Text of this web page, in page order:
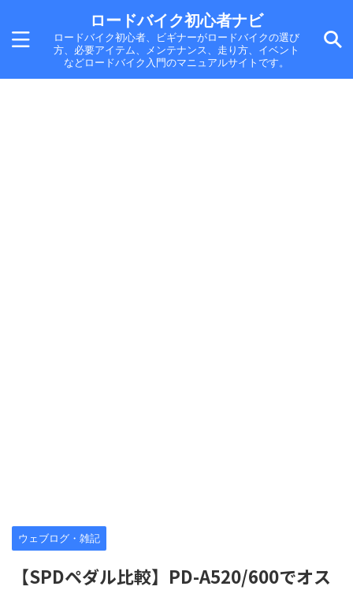
ロードバイク初心者ナビ
ロードバイク初心者、ビギナーがロードバイクの選び
方、必要アイテム、メンテナンス、走り方、イベント
などロードバイク入門のマニュアルサイトです。
ウェブログ・雑記
【SPDペダル比較】PD-A520/600でオス